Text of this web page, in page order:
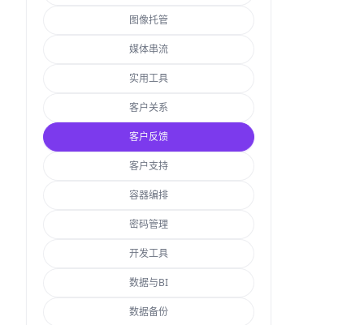
图像托管
媒体串流
实用工具
客户关系
客户反馈
客户支持
容器编排
密码管理
开发工具
数据与BI
数据备份